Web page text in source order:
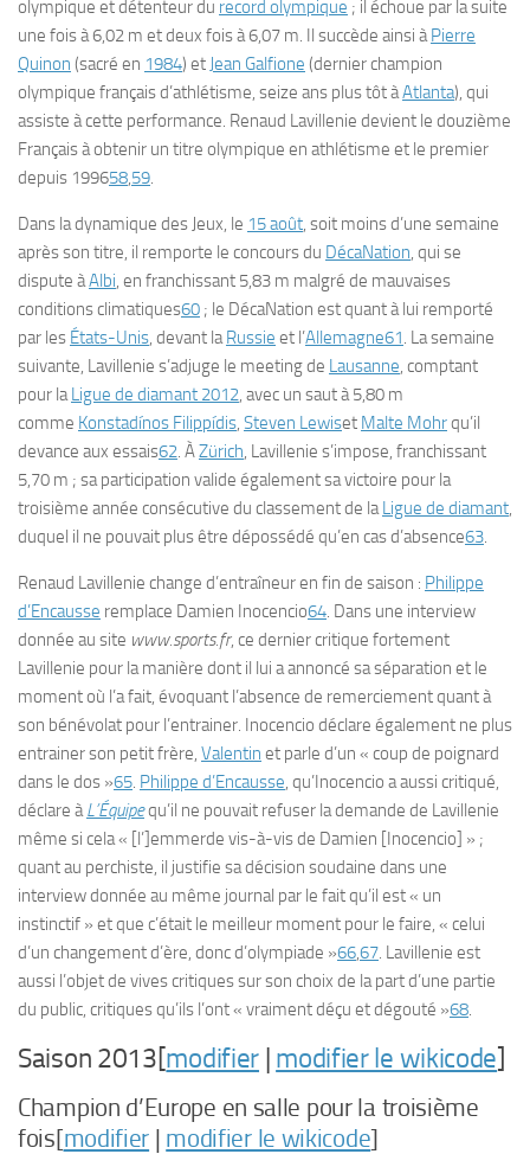
olympique et détenteur du record olympique ; il échoue par la suite
une fois à 6,02 m et deux fois à 6,07 m. Il succède ainsi àPierre
Quinon (sacré en 1984) et Jean Galfione (dernier champion
olympique français d’athlétisme, seize ans plus tôt àAtlanta), qui
assiste à cette performance. Renaud Lavillenie devient le douzième
Français à obtenir un titre olympique en athlétisme et le premier
depuis 199658,59.
Dans la dynamique des Jeux, le 15 août, soit moins d’une semaine
après son titre, il remporte le concours du DécaNation, qui se
dispute àAlbi, en franchissant 5,83 m malgré de mauvaises
conditions climatiques60 ; le DécaNation est quant à lui remporté
par les États-Unis, devant laRussie et l’Allemagne61. La semaine
suivante, Lavillenie s’adjuge le meeting de Lausanne, comptant
pour laLigue de diamant 2012, avec un saut à 5,80 m
comme Konstadínos Filippídis, Steven Lewiset Malte Mohrqu’il
devance aux essais62. ÀZürich, Lavillenie s’impose, franchissant
5,70 m ; sa participation valide également sa victoire pour la
troisième année consécutive du classement de laLigue de diamant,
duquel il ne pouvait plus être dépossédé qu’en cas d’absence63.
Renaud Lavillenie change d’entraîneur en fin de saison : Philippe
d’Encausse remplace Damien Inocencio64. Dans une interview
donnée au site www.sports.fr, ce dernier critique fortement
Lavillenie pour la manière dont il lui a annoncé sa séparation et le
moment où l’a fait, évoquant l’absence de remerciement quant à
son bénévolat pour l’entrainer. Inocencio déclare également ne plus
entrainer son petit frère, Valentin et parle d’un « coup de poignard
dans le dos »65. Philippe d’Encausse, qu’Inocencio a aussi critiqué,
déclare àL’Équipequ’il ne pouvait refuser la demande de Lavillenie
même si cela « [l’]emmerde vis-à-vis de Damien [Inocencio] » ;
quant au perchiste, il justifie sa décision soudaine dans une
interview donnée au même journal par le fait qu’il est « un
instinctif » et que c’était le meilleur moment pour le faire, « celui
d’un changement d’ère, donc d’olympiade »66,67. Lavillenie est
aussi l’objet de vives critiques sur son choix de la part d’une partie
du public, critiques qu’ils l’ont « vraiment déçu et dégouté »68.
Saison 2013[modifier | modifier le wikicode]
Champion d’Europe en salle pour la troisième
fois[modifier | modifier le wikicode]